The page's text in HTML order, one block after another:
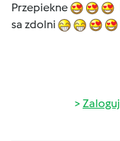
Przepiekne
sa zdolni
Zaloguj